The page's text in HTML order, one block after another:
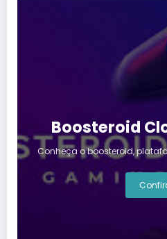
Boosteroid
Conheça o boosteroid,